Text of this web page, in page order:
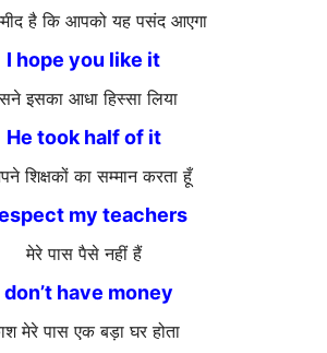
है कि आपको यह पसंद आएगा
I hope you like it
इसका आधा हिस्सा लिया
He took half of it
शिक्षकों का सम्मान करता हूँ
my teachers
मेरे पास पैसे नहीं हैं
don’t have money
मेरे पास एक बड़ा घर होता